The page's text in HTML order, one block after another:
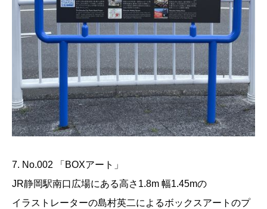
7. No.002 「BOXアート」
JR静岡駅南口広場にある高さ1.8m 幅1.45mの
イラストレーターの島村英二によるボックスアートのプ